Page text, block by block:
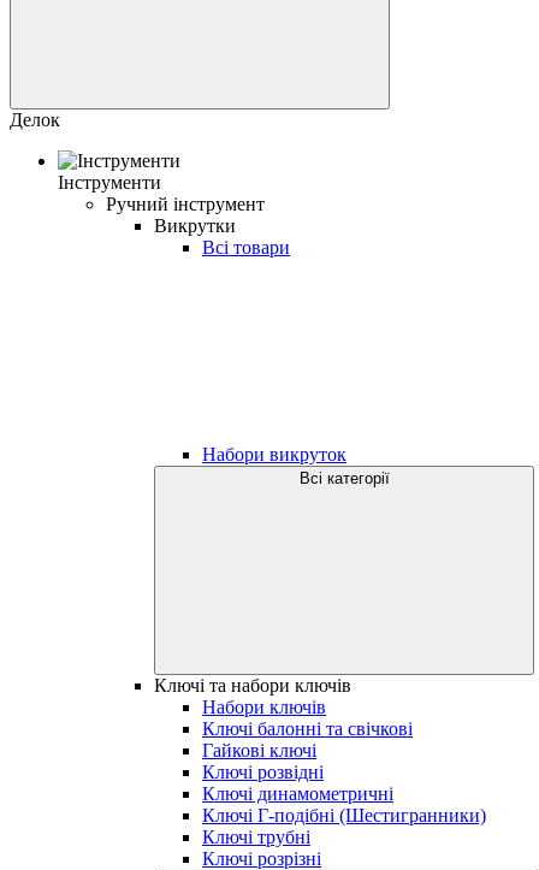
Делок
Інструменти
Ручний інструмент
Викрутки
Всі товари
Набори викруток
Всі категорії
Ключі та набори ключів
Набори ключів
Ключі балонні та свічкові
Гайкові ключі
Ключі розвідні
Ключі динамометричні
Ключі Г-подібні (Шестигранники)
Ключі трубні
Ключі розрізні